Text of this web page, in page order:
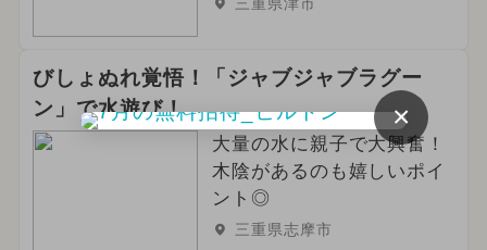
三重県津市
びしょぬれ覚悟！「ジャブジャブラグー
ン」で水遊び！
大量の水に親子で大興奮！
木陰があるのも嬉しいポイ
ント◎
三重県志摩市
×